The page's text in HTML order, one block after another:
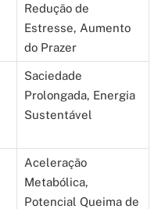
Redução de
Estresse, Aumento
do Prazer
Saciedade
Prolongada, Energia
Sustentável
Aceleração
Metabólica,
Potencial Queima de